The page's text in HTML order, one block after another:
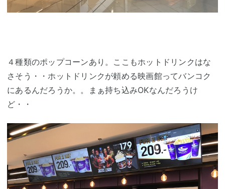
４種類のポップコーンあり。ここもホットドリンクはな
さそう・・ホットドリンクが頼める映画館ってバンコク
にあるんだろうか。。まぁ持ち込みOKなんだろうけ
ど・・